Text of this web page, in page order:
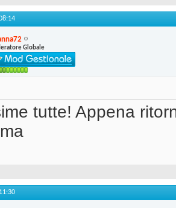
Globale
tutte! Appena
11:30